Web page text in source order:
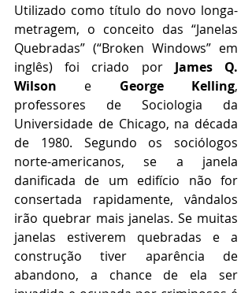
Utilizado como título do novo longa-
metragem, o conceito das “Janelas
Quebradas” (“Broken Windows” em
inglês) foi criado por James Q.
Wilson e George Kelling,
professores de Sociologia da
Universidade de Chicago, na década
de 1980. Segundo os sociólogos
norte-americanos, se a janela
danificada de um edifício não for
consertada rapidamente, vândalos
irão quebrar mais janelas. Se muitas
janelas estiverem quebradas e a
construção tiver aparência de
abandono, a chance de ela ser